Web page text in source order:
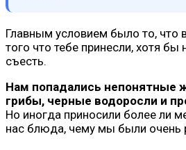
Главным условием было то, что
того что тебе принесли, хотя бы
съесть.
Нам попадались непонятные
грибы, черные водоросли и
Но иногда приносили более ли
нас блюда, чему мы были очень